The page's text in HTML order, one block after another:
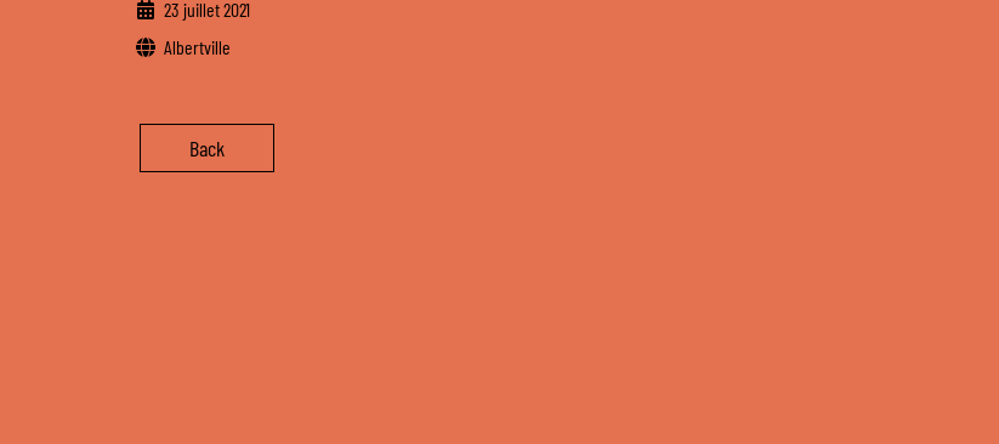
23 juillet 2021
Albertville
Back